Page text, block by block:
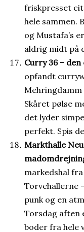
friskpresset
hele sammen.
og Mustafa’s
aldrig midt på
Curry 36 –
opfandt
Mehringdamm
Skåret pølse
det lyder
perfekt. Spis
Markthalle
markedshal
Torvehallerne
punk og en
Torsdag aften
boder fra hele